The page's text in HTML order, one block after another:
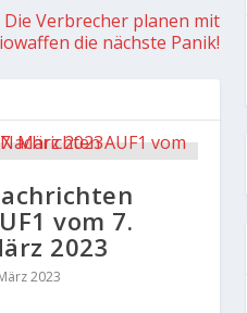
Die Verbrecher planen mit
die nächste Panik!
vom 7.
2023
2023